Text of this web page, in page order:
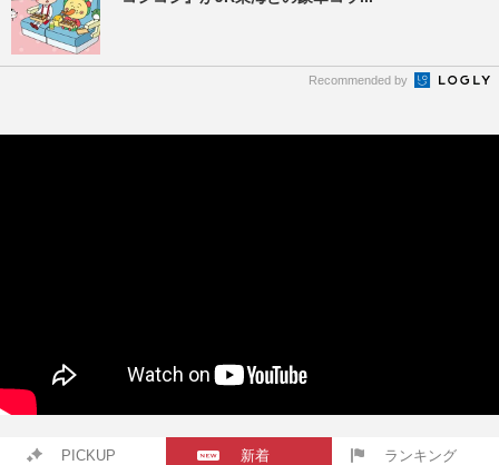
Recommended by
PICKUP 新着 ランキング